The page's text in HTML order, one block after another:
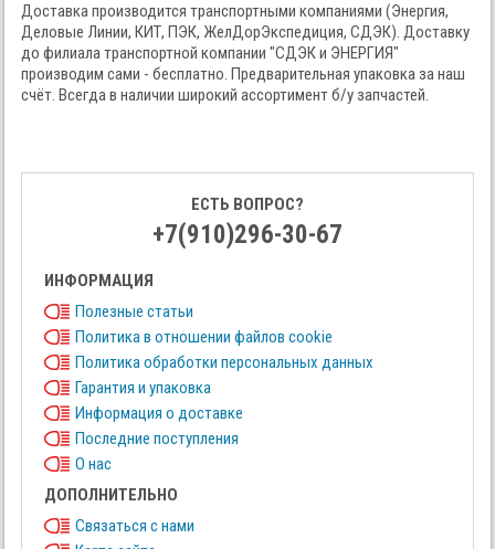
Доставка производится транспортными компаниями (Энергия,
Деловые Линии, КИТ, ПЭК, ЖелДорЭкспедиция, СДЭК). Доставку
до филиала транспортной компании "СДЭК и ЭНЕРГИЯ"
производим сами - бесплатно. Предварительная упаковка за наш
счёт. Всегда в наличии широкий ассортимент б/у запчастей.
ЕСТЬ ВОПРОС?
+7(910)296-30-67
ИНФОРМАЦИЯ
Полезные статьи
Политика в отношении файлов cookie
Политика обработки персональных данных
Гарантия и упаковка
Информация о доставке
Последние поступления
О нас
ДОПОЛНИТЕЛЬНО
Связаться с нами